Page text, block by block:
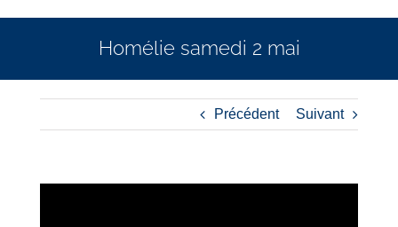
Homélie samedi 2 mai
Précédent Suivant